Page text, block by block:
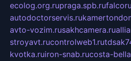
ecolog.org.rupraga.spb.ru
autodoctorservis.ru
avto-vozim.rusakhcamera.ru
stroyavt.rucontrolweb1.ru
kvotka.ruiron-snab.rucosta-